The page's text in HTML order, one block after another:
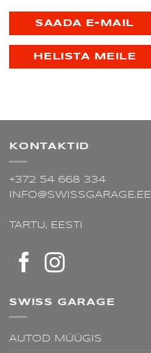
SAADA E-MAIL
HELISTA MEILE
KONTAKTID
+372 54 668 334
INFO@SWISSGARAGE.EE
TARTU, EESTI
SWISS GARAGE
AUTOD MÜÜGIS